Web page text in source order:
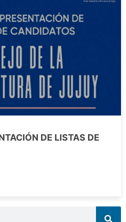
DE LISTAS DE